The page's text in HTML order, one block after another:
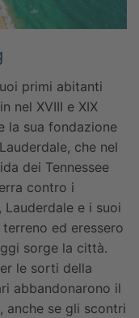
primi abitanti
nel XVIII e XIX
la sua fondazione
che nel
dei Tennessee
contro i
e i suoi
ed eressero
sorge la città.
le sorti della
abbandonarono il
anche se gli scontri